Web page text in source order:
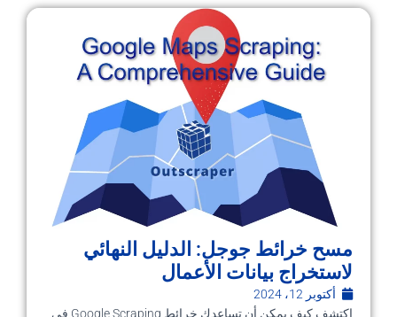
مسح خرائط جوجل: الدليل النهائي
لاستخراج بيانات الأعمال
أكتوبر 12، 2024
اكتشف كيف يمكن أن تساعدك خرائط Google Scraping في